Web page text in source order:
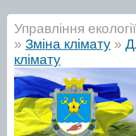
Управління
» Зміна клімату »
клімату